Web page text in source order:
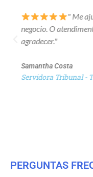
" Me
negocio. O
agradecer."
Samantha Costa
Servidora Tribunal -
PERGUNTAS